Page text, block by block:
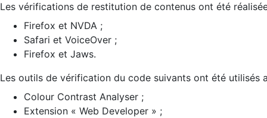
Les vérifications de restitution de contenus ont été
Firefox et NVDA ;
Safari et VoiceOver ;
Firefox et Jaws.
Les outils de vérification du code suivants ont été utilisés
Colour Contrast Analyser ;
Extension « Web Developer » ;